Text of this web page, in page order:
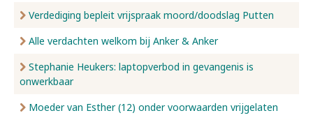
Verdediging bepleit vrijspraak moord/doodslag Putten
Alle verdachten welkom bij Anker & Anker
Stephanie Heukers: laptopverbod in gevangenis is
onwerkbaar
Moeder van Esther (12) onder voorwaarden vrijgelaten